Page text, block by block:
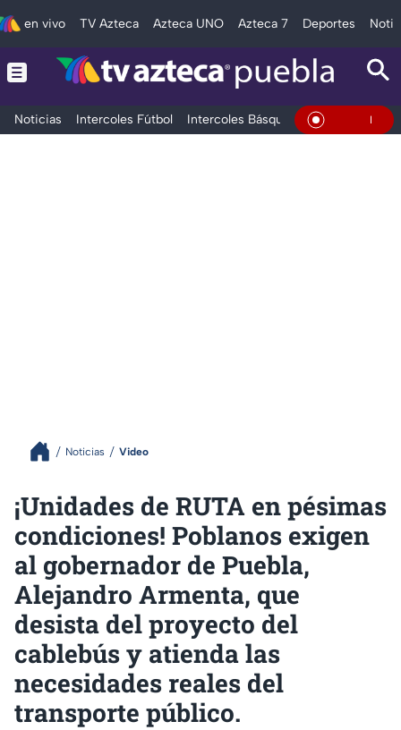
en vivo TV Azteca Azteca UNO Azteca 7 Deportes
Noticias Intercoles Fútbol Intercoles Básquetbol DeportesEn Vivo
Noticias Video
¡Unidades de RUTA en pésimas
condiciones! Poblanos exigen
al gobernador de Puebla,
Alejandro Armenta, que
desista del proyecto del
cablebús y atienda las
necesidades reales del
transporte público.